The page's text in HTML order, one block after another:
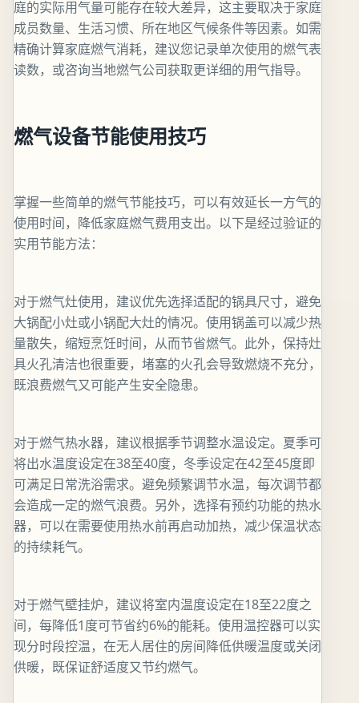
庭的实际用气量可能存在较大差异，这主要取决于家庭
成员数量、生活习惯、所在地区气候条件等因素。如需
精确计算家庭燃气消耗，建议您记录单次使用的燃气表
读数，或咨询当地燃气公司获取更详细的用气指导。
燃气设备节能使用技巧
掌握一些简单的燃气节能技巧，可以有效延长一方气的
使用时间，降低家庭燃气费用支出。以下是经过验证的
实用节能方法：
对于燃气灶使用，建议优先选择适配的锅具尺寸，避免
大锅配小灶或小锅配大灶的情况。使用锅盖可以减少热
量散失，缩短烹饪时间，从而节省燃气。此外，保持灶
具火孔清洁也很重要，堵塞的火孔会导致燃烧不充分，
既浪费燃气又可能产生安全隐患。
对于燃气热水器，建议根据季节调整水温设定。夏季可
将出水温度设定在38至40度，冬季设定在42至45度即
可满足日常洗浴需求。避免频繁调节水温，每次调节都
会造成一定的燃气浪费。另外，选择有预约功能的热水
器，可以在需要使用热水前再启动加热，减少保温状态
的持续耗气。
对于燃气壁挂炉，建议将室内温度设定在18至22度之
间，每降低1度可节省约6%的能耗。使用温控器可以实
现分时段控温，在无人居住的房间降低供暖温度或关闭
供暖，既保证舒适度又节约燃气。